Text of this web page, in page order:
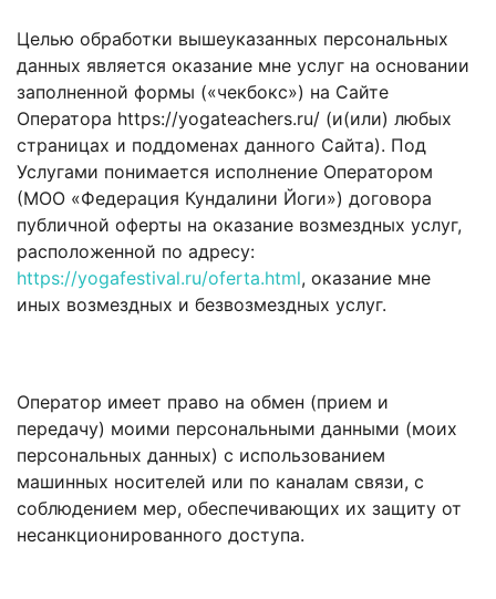
Целью обработки вышеуказанных персональных
данных является оказание мне услуг на основании
заполненной формы («чекбокс») на Сайте
Оператора https://yogateachers.ru/ (и(или) любых
страницах и поддоменах данного Сайта). Под
Услугами понимается исполнение Оператором
(МОО «Федерация Кундалини Йоги») договора
публичной оферты на оказание возмездных услуг,
расположенной по адресу:
https://yogafestival.ru/oferta.html, оказание мне
иных возмездных и безвозмездных услуг.
Оператор имеет право на обмен (прием и
передачу) моими персональными данными (моих
персональных данных) с использованием
машинных носителей или по каналам связи, с
соблюдением мер, обеспечивающих их защиту от
несанкционированного доступа.